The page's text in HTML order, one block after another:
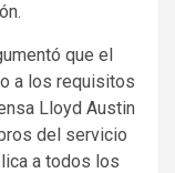
que el
a los requisitos
Lloyd Austin
del servicio
a todos los